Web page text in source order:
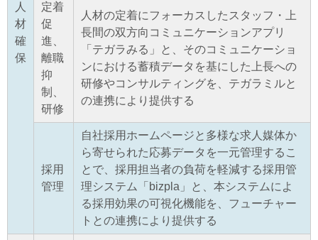
人
材
確
保
定着
促
進、
離職
抑
制、
研修
人材の定着にフォーカスしたスタッフ・上
長間の双方向コミュニケーションアプリ
「テガラみる」と、そのコミュニケーショ
ンにおける蓄積データを基にした上長への
研修やコンサルティングを、テガラミルと
の連携により提供する
採用
管理
自社採用ホームページと多様な求人媒体か
ら寄せられた応募データを一元管理するこ
とで、採用担当者の負荷を軽減する採用管
理システム「bizpla」と、本システムによ
る採用効果の可視化機能を、フューチャー
トとの連携により提供する